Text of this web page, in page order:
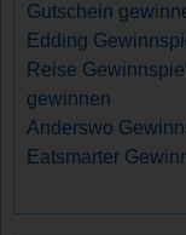
Gutschein
Edding
Reise
gewinnen
Anderswo
Eatsmarter